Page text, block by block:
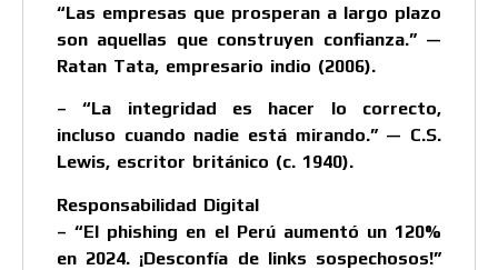
“Las empresas que prosperan a largo plazo
son aquellas que construyen confianza.” —
Ratan Tata, empresario indio (2006).
– “La integridad es hacer lo correcto,
incluso cuando nadie está mirando.” — C.S.
Lewis, escritor británico (c. 1940).
Responsabilidad Digital
– “El phishing en el Perú aumentó un 120%
en 2024. ¡Desconfía de links sospechosos!”